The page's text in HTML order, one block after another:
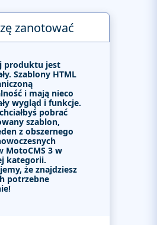
zanotować
produktu jest
Szablony HTML
i mają nieco
wygląd i funkcje.
pobrać
szablon,
z obszernego
MotoCMS 3 w
kategorii.
że znajdziesz
potrzebne